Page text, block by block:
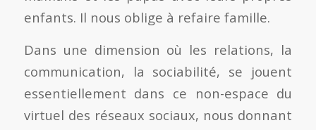
enfants. Il nous oblige à refaire famille.
Dans une dimension où les relations, la
communication, la sociabilité, se jouent
essentiellement dans ce non-espace du
virtuel des réseaux sociaux, nous donnant